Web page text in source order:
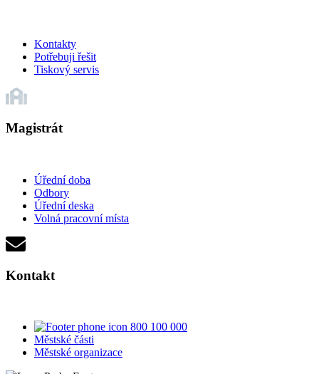
Kontakty
Potřebuji řešit
Tiskový servis
Magistrát
Úřední doba
Odbory
Úřední deska
Volná pracovní místa
Kontakt
800 100 000
Městské části
Městské organizace